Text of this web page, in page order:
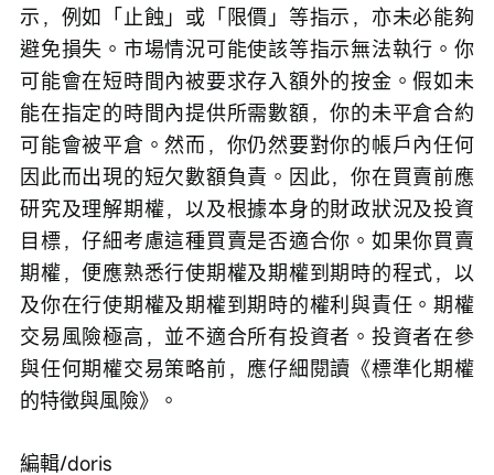
示，例如「止蝕」或「限價」等指示，亦未必能夠
避免損失。市場情況可能使該等指示無法執行。你
可能會在短時間內被要求存入額外的按金。假如未
能在指定的時間內提供所需數額，你的未平倉合約
可能會被平倉。然而，你仍然要對你的帳戶內任何
因此而出現的短欠數額負責。因此，你在買賣前應
研究及理解期權，以及根據本身的財政狀況及投資
目標，仔細考慮這種買賣是否適合你。如果你買賣
期權，便應熟悉行使期權及期權到期時的程式，以
及你在行使期權及期權到期時的權利與責任。期權
交易風險極高，並不適合所有投資者。投資者在參
與任何期權交易策略前，應仔細閱讀《標準化期權
的特徵與風險》。
編輯/doris